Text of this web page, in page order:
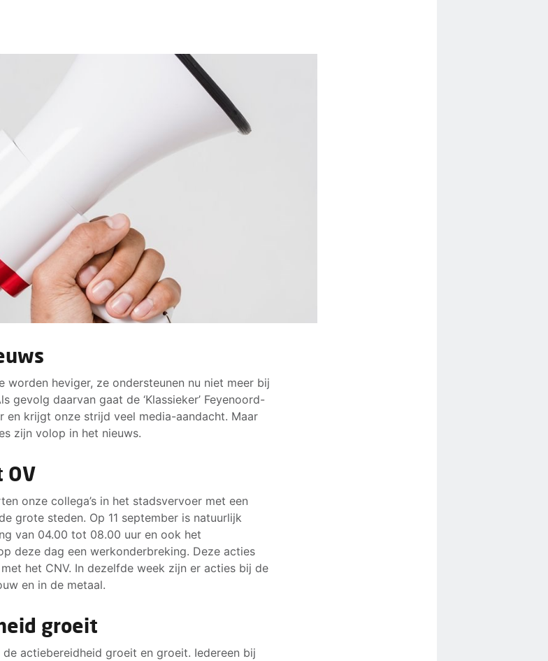
worden heviger, ze ondersteunen nu niet meer bij
gevolg daarvan gaat de ‘Klassieker’ Feyenoord-
en krijgt onze strijd veel media-aandacht. Maar
zijn volop in het nieuws.
OV
onze collega’s in het stadsvervoer met een
grote steden. Op 11 september is natuurlijk
van 04.00 tot 08.00 uur en ook het
deze dag een werkonderbreking. Deze acties
het CNV. In dezelfde week zijn er acties bij de
en in de metaal.
groeit
de actiebereidheid groeit en groeit. Iedereen bij